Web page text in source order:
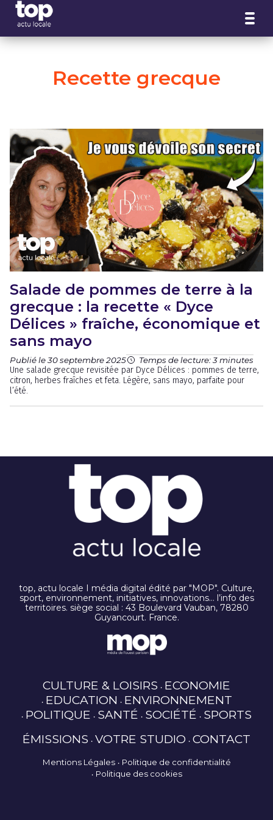
Recette grecque
Salade de pommes de terre à la
grecque : la recette « Dyce
Délices » fraîche, économique et
sans mayo
Publié le 30 septembre 2025 Temps de lecture: 3 minutes
Une salade grecque revisitée par Dyce Délices : pommes de terre,
citron, herbes fraîches et feta. Légère, sans mayo, parfaite pour
l’été.
top, actu locale I média digital édité par "MOP". Culture,
sport, environnement, initiatives, innovations… l’info des
territoires. siège social : 43 Boulevard Vauban, 78280
Guyancourt. France.
CULTURE & LOISIRS ECONOMIE
EDUCATION ENVIRONNEMENT
POLITIQUE SANTÉ SOCIÉTÉ SPORTS
ÉMISSIONS VOTRE STUDIO CONTACT
Mentions Légales
Politique de confidentialité
Politique des cookies
Panneau de gestion des cookies